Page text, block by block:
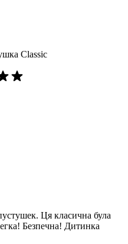
Classic
Ця класична була
Безпечна! Дитинка